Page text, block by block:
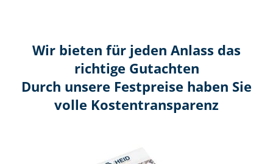
Wir bieten für jeden Anlass das
richtige Gutachten
Durch unsere Festpreise haben Sie
volle Kosten­transparenz